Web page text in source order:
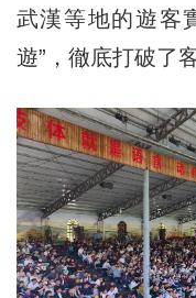
武漢等地的遊客
遊”，徹底打破了